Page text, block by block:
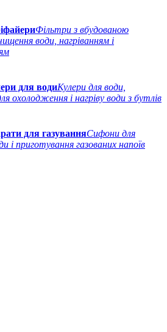
Фільтри з вбудованою
води, нагріванням і
для водиКулери для води,
охолодження і нагріву води з бутлів
для газуванняСифони для
і приготування газованих напоїв